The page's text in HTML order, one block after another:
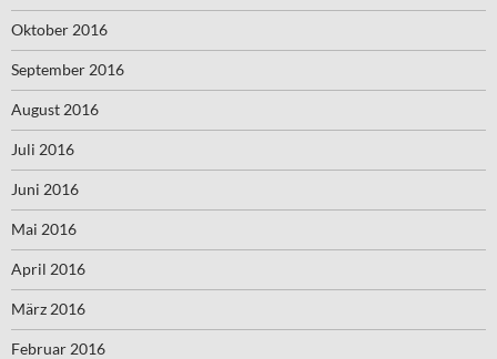
Oktober 2016
September 2016
August 2016
Juli 2016
Juni 2016
Mai 2016
April 2016
März 2016
Februar 2016